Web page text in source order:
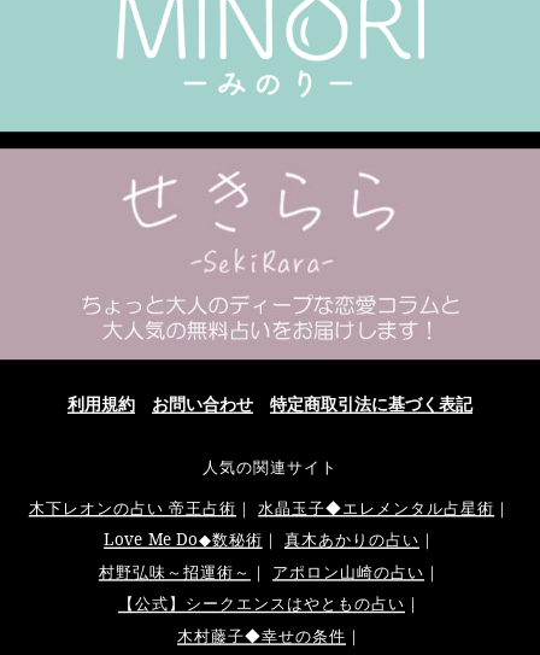
利用規約 お問い合わせ 特定商取引法に基づく表記
人気の関連サイト
木下レオンの占い 帝王占術 ｜水晶玉子◆エレメンタル占星術 ｜
Love Me Do◆数秘術 ｜ 真木あかりの占い ｜
村野弘味～招運術～ ｜ アポロン山崎の占い ｜
【公式】シークエンスはやともの占い ｜
木村藤子◆幸せの条件 ｜